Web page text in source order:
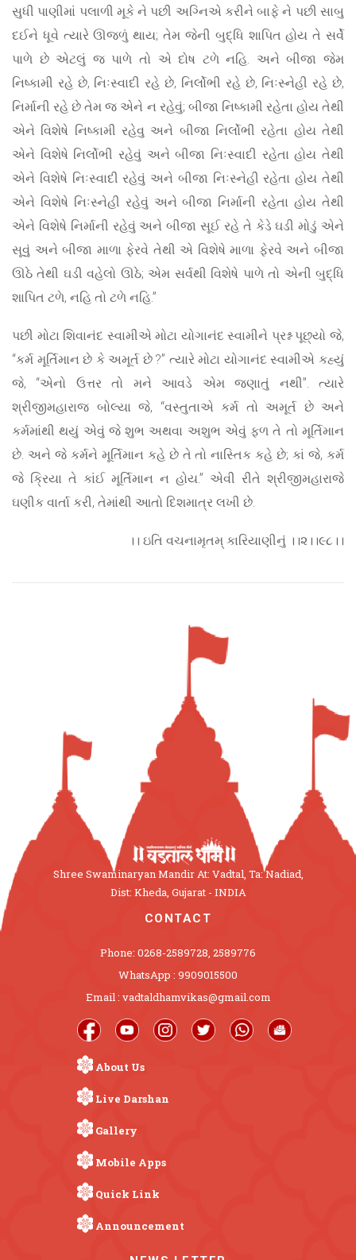
સુધી પાણીમાં પલાળી મૂકે ને પછી અગ્નિએ કરીને બાફે ને પછી સાબુ
દઈને ધૂવે ત્યારે ઊજળું થાય; તેમ જેની બુદ્ધિ શાપિત હોય તે સર્વે
પાળે છે એટલું જ પાળે તો એ દોષ ટળે નહિ. અને બીજા જેમ
નિષ્કામી રહે છે, નિઃસ્વાદી રહે છે, નિર્લોભી રહે છે, નિઃસ્નેહી રહે છે,
નિર્માની રહે છે તેમ જ એને ન રહેવું; બીજા નિષ્કામી રહેતા હોય તેથી
એને વિશેષે નિષ્કામી રહેવુ અને બીજા નિર્લોભી રહેતા હોય તેથી
એને વિશેષે નિર્લોભી રહેવું અને બીજા નિઃસ્વાદી રહેતા હોય તેથી
એને વિશેષે નિઃસ્વાદી રહેવું અને બીજા નિઃસ્નેહી રહેતા હોય તેથી
એને વિશેષે નિઃસ્નેહી રહેવું અને બીજા નિર્માની રહેતા હોય તેથી
એને વિશેષે નિર્માની રહેવું અને બીજા સૂઈ રહે તે કેડે ઘડી મોડું એને
સૂવું અને બીજા માળા ફેરવે તેથી એ વિશેષે માળા ફેરવે અને બીજા
ઊઠે તેથી ઘડી વહેલો ઊઠે; એમ સર્વથી વિશેષે પાળે તો એની બુદ્ધિ
શાપિત ટળે, નહિ તો ટળે નહિ.”
પછી મોટા શિવાનંદ સ્વામીએ મોટા યોગાનંદ સ્વામીને પ્રશ્ન પૂછ્યો જે,
“કર્મ મૂર્તિમાન છે કે અમૂર્ત છે ?” ત્યારે મોટા યોગાનંદ સ્વામીએ કહ્યું
જે, “એનો ઉત્તર તો મને આવડે એમ જણાતું નથી”. ત્યારે
શ્રીજીમહારાજ બોલ્યા જે, “વસ્તુતાએ કર્મ તો અમૂર્ત છે અને
કર્મમાંથી થયું એવું જે શુભ અથવા અશુભ એવું ફળ તે તો મૂર્તિમાન
છે. અને જે કર્મને મૂર્તિમાન કહે છે તે તો નાસ્તિક કહે છે; કાં જે, કર્મ
જે ક્રિયા તે કાંઈ મૂર્તિમાન ન હોય.” એવી રીતે શ્રીજીમહારાજે
ઘણીક વાર્તા કરી, તેમાંથી આતો દિશમાત્ર લખી છે.
।। ઇતિ વચનામૃતમ્ કારિયાણીનું ।।૨।।૯૮।।
Shree Swaminaryan Mandir At: Vadtal, Ta: Nadiad,
Dist: Kheda, Gujarat - INDIA
CONTACT
Phone: 0268-2589728, 2589776
WhatsApp : 9909015500
Email : vadtaldhamvikas@gmail.com
About Us
Live Darshan
Gallery
Mobile Apps
Quick Link
Announcement